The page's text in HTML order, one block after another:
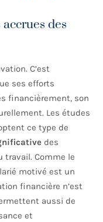
des
C’est
ses efforts
financièrement, son
Les études
ce type de
des
travail. Comme le
motivé est un
financière n’est
aussi de
et